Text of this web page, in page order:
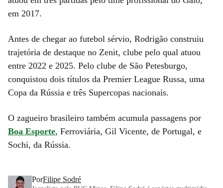
em 2017.
Antes de chegar ao futebol sérvio, Rodrigão construiu
trajetória de destaque no Zenit, clube pelo qual atuou
entre 2022 e 2025. Pelo clube de São Petesburgo,
conquistou dois títulos da Premier League Russa, uma
Copa da Rússia e três Supercopas nacionais.
O zagueiro brasileiro também acumula passagens por
Boa Esporte, Ferroviária, Gil Vicente, de Portugal, e
Sochi, da Rússia.
PorFilipe Sodré